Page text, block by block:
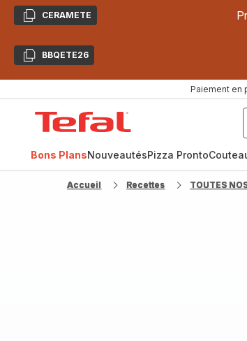
CopierCERAMETE
CopierBBQETE26
Paiement en
Bons PlansNouveautésPizza Pronto
Accueil Recettes TOUTES